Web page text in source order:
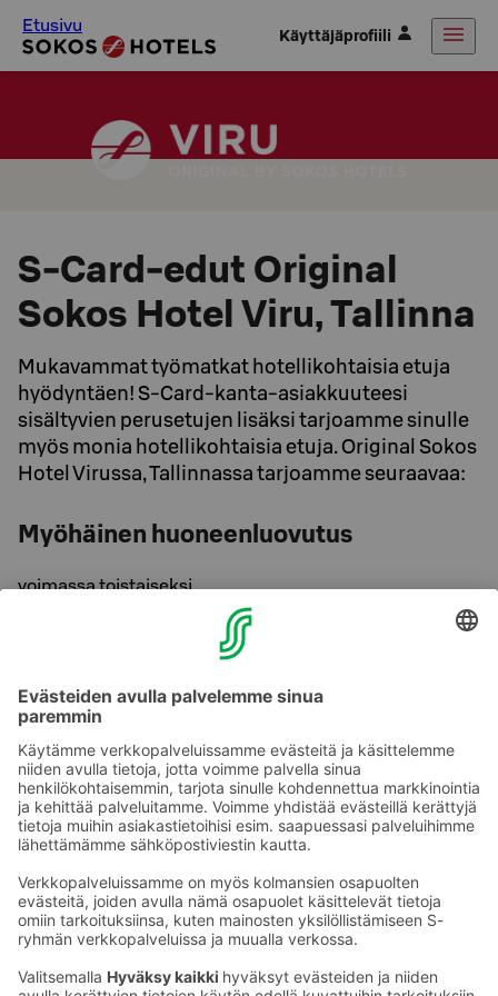
Etusivu Käyttäjäprofiili
S-Card-edut Original
Sokos Hotel Viru, Tallinna
Mukavammat työmatkat hotellikohtaisia etuja
hyödyntäen! S-Card-kanta-asiakkuuteesi
sisältyvien perusetujen lisäksi tarjoamme sinulle
myös monia hotellikohtaisia etuja. Original Sokos
Hotel Virussa, Tallinnassa tarjoamme seuraavaa:
Myöhäinen huoneenluovutus
voimassa toistaiseksi
Saat myöhäisen huoneenluovutuksen (klo 13)
veloituksetta hotellin varaustilanteen salliessa.
Tiedustele etua hotellin vastaanotosta.
Etu edellyttää majoitusta S-Card-edut sisältävällä
huonehinnalla.
Etu on henkilökohtainen.
Ota yhteyttä
Hotellien yhteystiedot
Asiakaspalvelun yhteystiedot›
Sokos Hotels uutiskirje
Tilaa uutiskirje
Saat Sokos Hotellien uusimmat